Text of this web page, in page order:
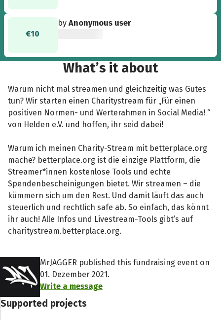
€10
byAnonymous user
What’s it about
Warum nicht mal streamen und gleichzeitig was Gutes
tun? Wir starten einen Charitystream für „Für einen
positiven Normen- und Werterahmen in Social Media! “
von Helden e.V. und hoffen, ihr seid dabei!
Warum ich meinen Charity-Stream mit betterplace.org
mache? betterplace.org ist die einzige Plattform, die
Streamer*innen kostenlose Tools und echte
Spendenbescheinigungen bietet. Wir streamen – die
kümmern sich um den Rest. Und damit läuft das auch
steuerlich und rechtlich safe ab. So einfach, das könnt
ihr auch! Alle Infos und Livestream-Tools gibt’s auf
charitystream.betterplace.org.
MrJAGGER published this fundraising event on
01. Dezember 2021.
Write a message
Supported projects